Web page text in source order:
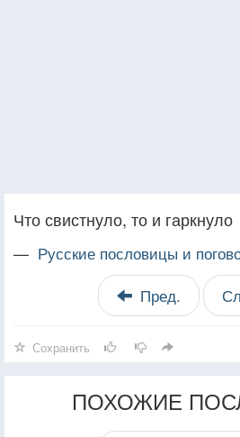
Что свистнуло, то и гаркнуло
— Русские пословицы и
Пред.
Сохранить
ПОХОЖИЕ